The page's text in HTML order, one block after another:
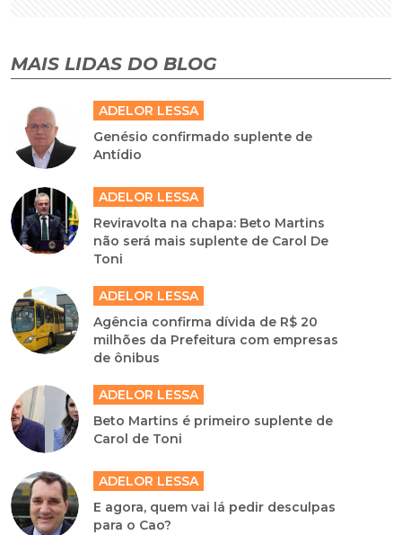
MAIS LIDAS DO BLOG
ADELOR LESSA
Genésio confirmado suplente de
Antídio
ADELOR LESSA
Reviravolta na chapa: Beto Martins
não será mais suplente de Carol De
Toni
ADELOR LESSA
Agência confirma dívida de R$ 20
milhões da Prefeitura com empresas
de ônibus
ADELOR LESSA
Beto Martins é primeiro suplente de
Carol de Toni
ADELOR LESSA
E agora, quem vai lá pedir desculpas
para o Cao?